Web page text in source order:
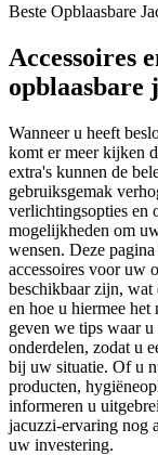
Beste Opblaasbare
Accessoires
opblaasbare
Wanneer u heeft
komt er meer kijken
extra's kunnen de
gebruiksgemak
verlichtingsopties en
mogelijkheden om
wensen. Deze
accessoires voor uw
beschikbaar zijn, wat
en hoe u hiermee
geven we tips waar
onderdelen, zodat u
bij uw situatie. Of u
producten,
informeren u
jacuzzi-ervaring nog
uw investering.